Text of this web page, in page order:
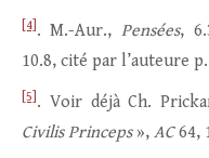
[4] . M.-Aur., Pensées,
10.8, cité par l’auteure
[5] . Voir déjà Ch.
Civilis Princeps», AC64,